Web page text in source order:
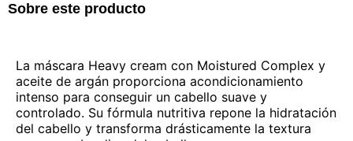
Sobre este producto
La máscara Heavy cream con Moistured Complex y
aceite de argán proporciona acondicionamiento
intenso para conseguir un cabello suave y
controlado. Su fórmula nutritiva repone la hidratación
del cabello y transforma drásticamente la textura